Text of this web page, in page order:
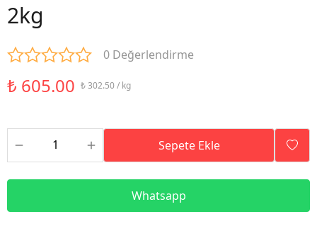
2kg
0 Değerlendirme
₺ 605.00 ₺ 302.50 / kg
Sepete Ekle
Whatsapp